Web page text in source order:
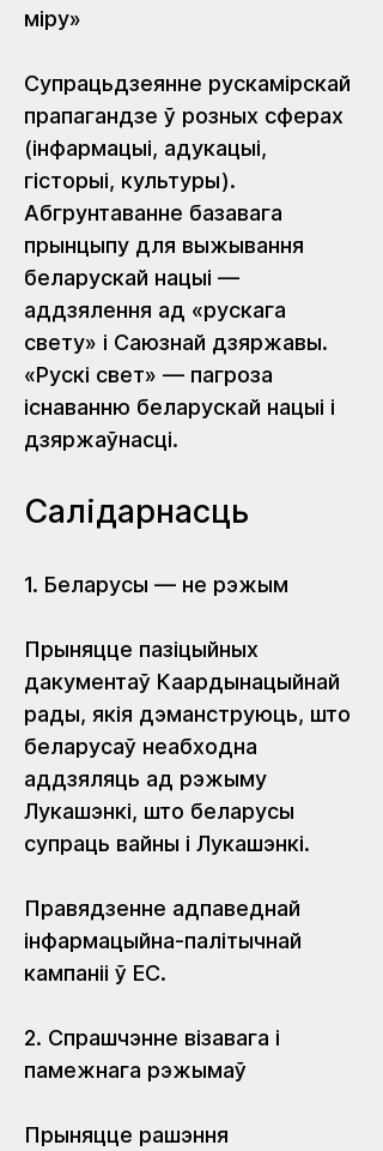
міру»
Супрацьдзеянне рускамірскай
прапагандзе ў розных сферах
(інфармацыі, адукацыі,
гісторыі, культуры).
Абгрунтаванне базавага
прынцыпу для выжывання
беларускай нацыі —
аддзялення ад «рускага
свету» і Саюзнай дзяржавы.
«Рускі свет» — пагроза
існаванню беларускай нацыі і
дзяржаўнасці.
Салідарнасць
1. Беларусы — не рэжым
Прыняцце пазіцыйных
дакументаў Каардынацыйнай
рады, якія дэманструюць, што
беларусаў неабходна
аддзяляць ад рэжыму
Лукашэнкі, што беларусы
супраць вайны і Лукашэнкі.
Правядзенне адпаведнай
інфармацыйна-палітычнай
кампаніі ў ЕС.
2. Спрашчэнне візавага і
памежнага рэжымаў
Прыняцце рашэння